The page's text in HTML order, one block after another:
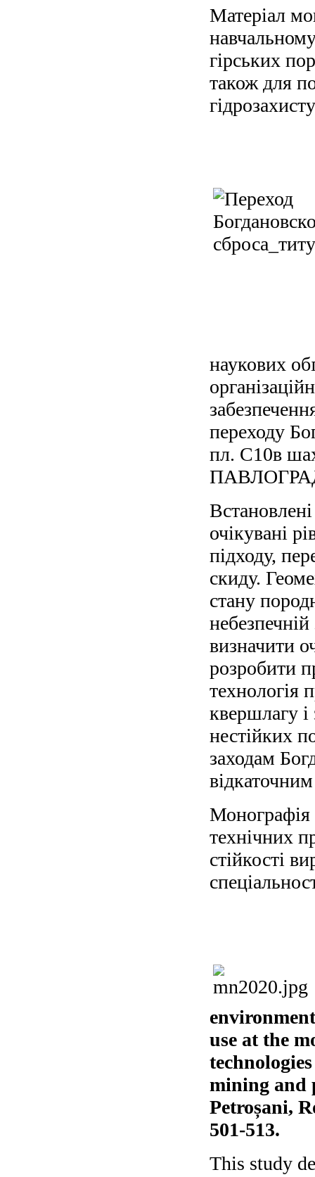
Матеріал
гірських
також для
наукових
переходу
пл. С10в
очікувані
підходу,
скиду.
стану
визначити
розробити
технологія
квершлагу і
нестійких
заходам
Монографія
технічних
стійкості
use at the
mining and
Petroșani,
501-513.
This study